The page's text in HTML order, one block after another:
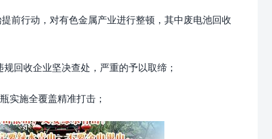
前行动，对有色金属产业进行整顿，其中废电池回收
回收企业坚决查处，严重的予以取缔；
实施全覆盖精准打击；